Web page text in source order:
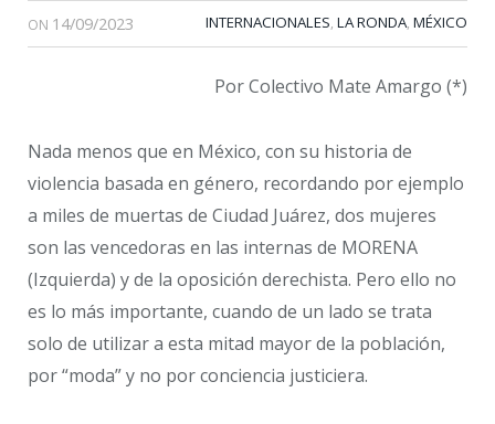
ON 14/09/2023 INTERNACIONALES, LA RONDA, MÉXICO
Por Colectivo Mate Amargo (*)
Nada menos que en México, con su historia de
violencia basada en género, recordando por ejemplo
a miles de muertas de Ciudad Juárez, dos mujeres
son las vencedoras en las internas de MORENA
(Izquierda) y de la oposición derechista. Pero ello no
es lo más importante, cuando de un lado se trata
solo de utilizar a esta mitad mayor de la población,
por “moda” y no por conciencia justiciera.